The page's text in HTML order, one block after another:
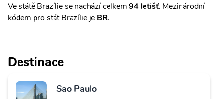
Ve státě Brazílie se nachází celkem 94 letišť. Mezinárodní
kódem pro stát Brazílie je BR.
Destinace
Sao Paulo